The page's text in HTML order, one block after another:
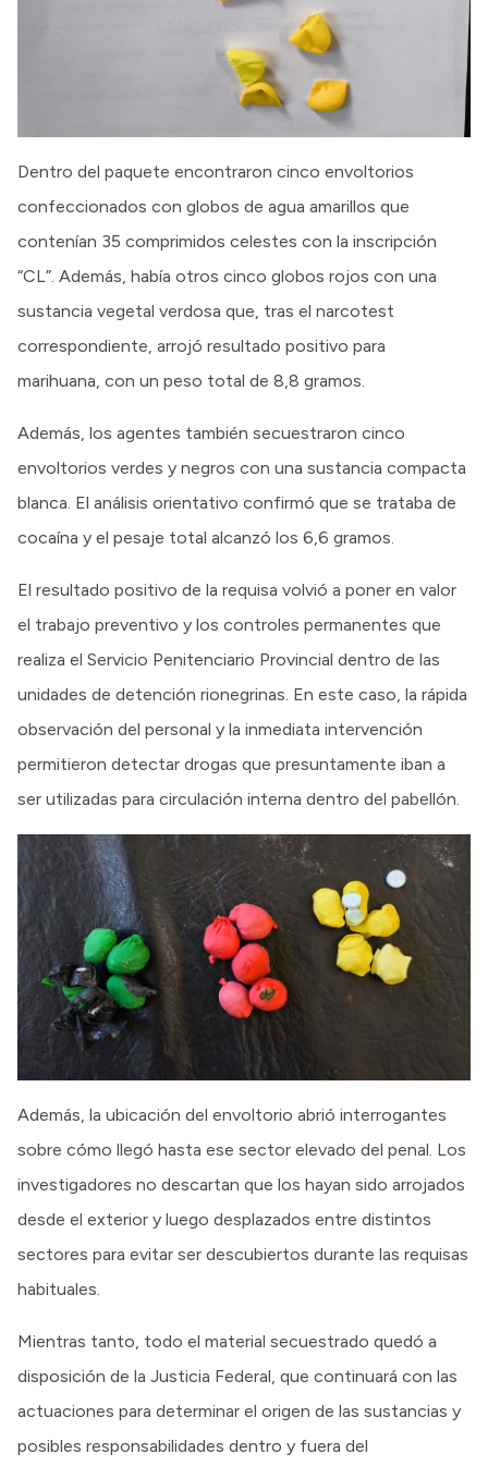
Dentro del paquete encontraron cinco envoltorios
confeccionados con globos de agua amarillos que
contenían 35 comprimidos celestes con la inscripción
“CL”. Además, había otros cinco globos rojos con una
sustancia vegetal verdosa que, tras el narcotest
correspondiente, arrojó resultado positivo para
marihuana, con un peso total de 8,8 gramos.
Además, los agentes también secuestraron cinco
envoltorios verdes y negros con una sustancia compacta
blanca. El análisis orientativo confirmó que se trataba de
cocaína y el pesaje total alcanzó los 6,6 gramos.
El resultado positivo de la requisa volvió a poner en valor
el trabajo preventivo y los controles permanentes que
realiza el Servicio Penitenciario Provincial dentro de las
unidades de detención rionegrinas. En este caso, la rápida
observación del personal y la inmediata intervención
permitieron detectar drogas que presuntamente iban a
ser utilizadas para circulación interna dentro del pabellón.
Además, la ubicación del envoltorio abrió interrogantes
sobre cómo llegó hasta ese sector elevado del penal. Los
investigadores no descartan que los hayan sido arrojados
desde el exterior y luego desplazados entre distintos
sectores para evitar ser descubiertos durante las requisas
habituales.
Mientras tanto, todo el material secuestrado quedó a
disposición de la Justicia Federal, que continuará con las
actuaciones para determinar el origen de las sustancias y
posibles responsabilidades dentro y fuera del